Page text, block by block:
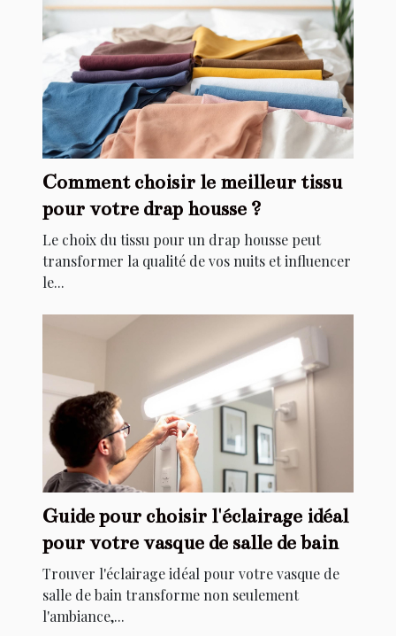
Comment choisir le meilleur tissu
pour votre drap housse ?
Le choix du tissu pour un drap housse peut
transformer la qualité de vos nuits et influencer
le...
Guide pour choisir l'éclairage idéal
pour votre vasque de salle de bain
Trouver l'éclairage idéal pour votre vasque de
salle de bain transforme non seulement
l'ambiance,...